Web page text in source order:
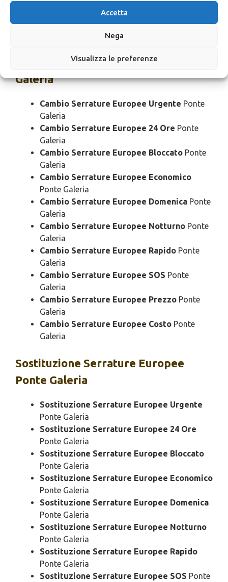
Accetta
Nega
Visualizza le preferenze
Ponte Galeria
Pronto Intervento Serrature Europee
Ponte Galeria
Serrature Europee Ponte
Galeria
Cambio Serrature Europee Urgente Ponte
Galeria
Cambio Serrature Europee 24 Ore Ponte
Galeria
Cambio Serrature Europee Bloccato Ponte
Galeria
Cambio Serrature Europee Economico
Ponte Galeria
Cambio Serrature Europee Domenica Ponte
Galeria
Cambio Serrature Europee Notturno Ponte
Galeria
Cambio Serrature Europee Rapido Ponte
Galeria
Cambio Serrature Europee SOS Ponte
Galeria
Cambio Serrature Europee Prezzo Ponte
Galeria
Cambio Serrature Europee Costo Ponte
Galeria
Sostituzione Serrature Europee
Ponte Galeria
Sostituzione Serrature Europee Urgente
Ponte Galeria
Sostituzione Serrature Europee 24 Ore
Ponte Galeria
Sostituzione Serrature Europee Bloccato
Ponte Galeria
Sostituzione Serrature Europee Economico
Ponte Galeria
Sostituzione Serrature Europee Domenica
Ponte Galeria
Sostituzione Serrature Europee Notturno
Ponte Galeria
Sostituzione Serrature Europee Rapido
Ponte Galeria
Sostituzione Serrature Europee SOS Ponte